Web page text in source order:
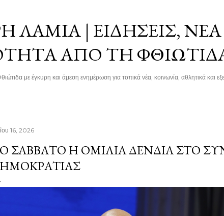
ΛΑΜΊΑ | ΕΙΔΉΣΕΙΣ,
ΑΠΌ ΤΗ
με έγκυρη και άμεση ενημέρωση για τοπικά νέα, κοινωνία, αθλητικά και
16, 2026
ΣΆΒΒΑΤΟ Η ΟΜΙΛΊΑ ΔΈΝΔΙΑ ΣΤΟ